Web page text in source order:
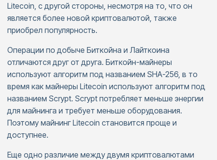
Litecoin, с другой стороны, несмотря на то, что он
является более новой криптовалютой, также
приобрел популярность.
Операции по добыче Биткойна и Лайткоина
отличаются друг от друга. Биткойн-майнеры
используют алгоритм под названием SHA-256, в то
время как майнеры Litecoin используют алгоритм под
названием Scrypt. Scrypt потребляет меньше энергии
для майнинга и требует меньше оборудования.
Поэтому майнинг Litecoin становится проще и
доступнее.
Еще одно различие между двумя криптовалютами